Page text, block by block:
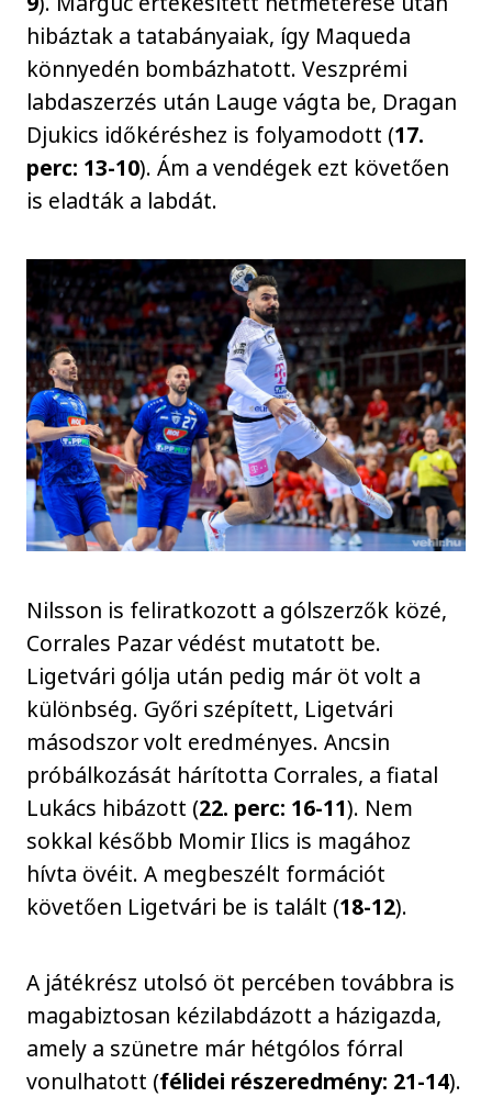
hibáztak a tatabányaiak, így Maqueda
könnyedén bombázhatott. Veszprémi
labdaszerzés után Lauge vágta be, Dragan
Djukics időkéréshez is folyamodott (17.
perc: 13-10). Ám a vendégek ezt követően
is eladták a labdát.
Nilsson is feliratkozott a gólszerzők közé,
Corrales Pazar védést mutatott be.
Ligetvári gólja után pedig már öt volt a
különbség. Győri szépített, Ligetvári
másodszor volt eredményes. Ancsin
próbálkozását hárította Corrales, a fiatal
Lukács hibázott (22. perc: 16-11). Nem
sokkal később Momir Ilics is magához
hívta övéit. A megbeszélt formációt
követően Ligetvári be is talált (18-12).
A játékrész utolsó öt percében továbbra is
magabiztosan kézilabdázott a házigazda,
amely a szünetre már hétgólos fórral
vonulhatott (félidei részeredmény: 21-14).